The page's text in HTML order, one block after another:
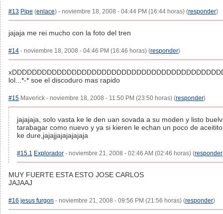
#13 Pipe (enlace) - noviembre 18, 2008 - 04:44 PM (16:44 horas) (responder)
jajaja me rei mucho con la foto del tren
#14 - noviembre 18, 2008 - 04:46 PM (16:46 horas) (responder)
lol...*-* soe el discoduro mas rapido
#15 Maverick - noviembre 18, 2008 - 11:50 PM (23:50 horas) (responder)
jajajaja, solo vasta ke le den uan sovada a su moden y listo
tarabagar como nuevo y ya si kieren le echan un poco de
ke dure,jajajjajajajajaja
#15.1 Explorador - noviembre 21, 2008 - 02:46 AM (02:46 horas) (responder
MUY FUERTE ESTA ESTO JOSE CARLOS
JAJAAJ
#16 jesus furgon - noviembre 21, 2008 - 09:56 PM (21:56 horas) (responder)